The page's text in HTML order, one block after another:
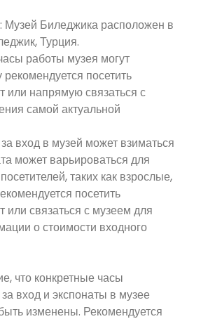
Биледжика расположен в
Турция.
работы музея могут
посетить
или напрямую связаться с
самой актуальной
вход в музей может взиматься
может варьироваться для
таких как взрослые,
посетить
связаться с музеем для
о стоимости входного
что конкретные часы
вход и экспонаты в музее
изменены. Рекомендуется